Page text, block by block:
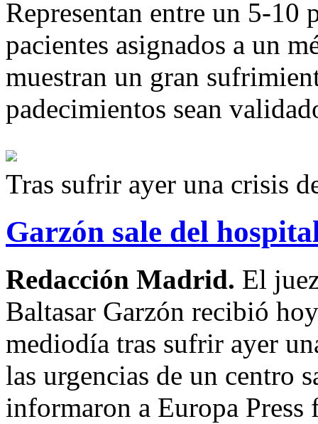
Representan entre un 5-10
pacientes asignados a un
muestran un gran
padecimientos sean
Tras sufrir ayer una crisis
Garzón sale del
Redacción Madrid. El
Baltasar Garzón recibió
mediodía tras sufrir ayer
las urgencias de un centro
informaron a Europa Press